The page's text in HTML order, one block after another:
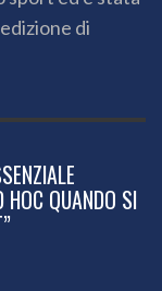
di
HOC QUANDO SI